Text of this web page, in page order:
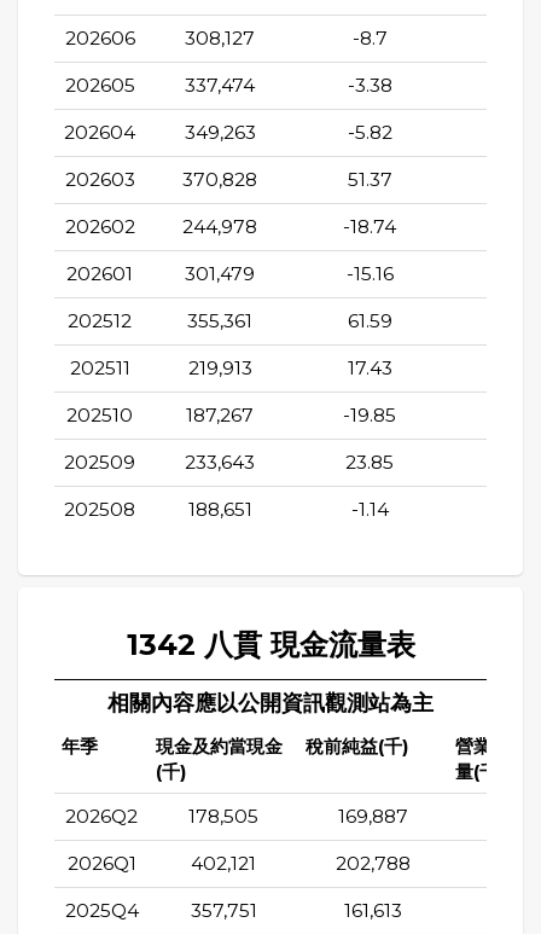
202606 308,127 -8.7
202605 337,474 -3.38
202604 349,263 -5.82
202603 370,828 51.37
202602 244,978 -18.74
202601 301,479 -15.16
202512 355,361 61.59
202511 219,913 17.43
202510 187,267 -19.85
202509 233,643 23.85
202508 188,651 -1.14
1342 八貫 現金流量表
相關內容應以公開資訊觀測站為主
年季
現金及約當現金
(千)
稅前純益(千)
營業活動
量(千)
2026Q2 178,505 169,887
2026Q1 402,121 202,788
2025Q4 357,751 161,613